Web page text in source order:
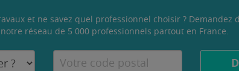
et ne savez quel professionnel choisir ? Demandez
réseau de 5 000 professionnels partout en France.